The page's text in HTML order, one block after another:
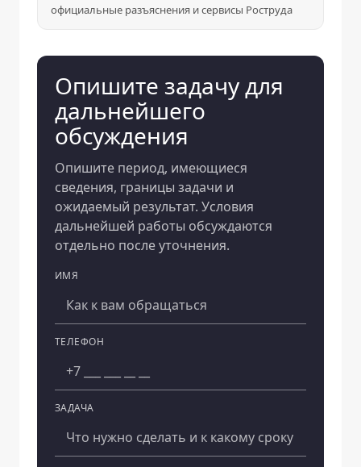
официальные разъяснения и сервисы Роструда
Опишите задачу для
дальнейшего
обсуждения
Опишите период, имеющиеся
сведения, границы задачи и
ожидаемый результат. Условия
дальнейшей работы обсуждаются
отдельно после уточнения.
ИМЯ
ТЕЛЕФОН
ЗАДАЧА
Компания